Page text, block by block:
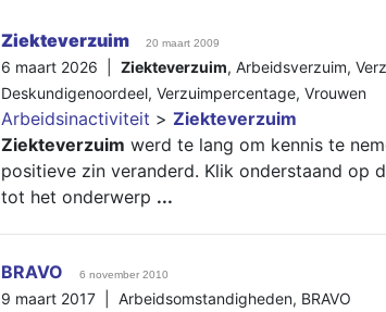
Ziekteverzuim 20 maart 2009
6 maart 2026 | Ziekteverzuim, Arbeidsverzuim,
Deskundigenoordeel, Verzuimpercentage, Vrouwen
Arbeidsinactiviteit > Ziekteverzuim
Ziekteverzuim werd te lang om kennis te
positieve zin veranderd. Klik onderstaand op
tot het onderwerp ...
BRAVO 6 november 2010
9 maart 2017 | Arbeidsomstandigheden, BRAVO